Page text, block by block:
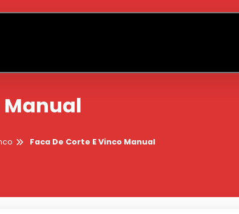
Manual
Faca De Corte E Vinco Manual